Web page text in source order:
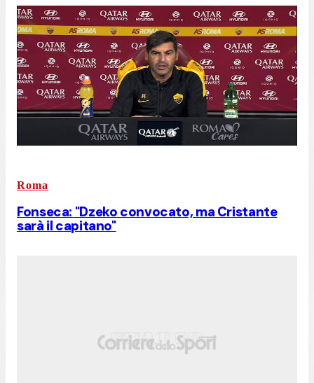
Roma
Fonseca: "Dzeko convocato, ma Cristante
sarà il capitano"